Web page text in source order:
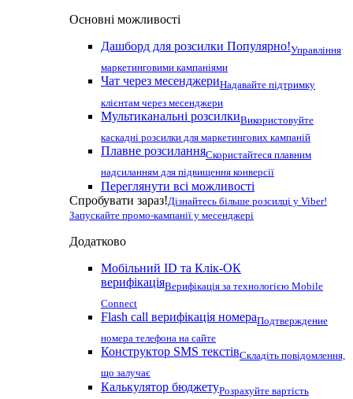
Основні можливості
Дашборд для розсилки Популярно!Управління
маркетинговими кампаніями
Чат через месенджериНадавайте підтримку
клієнтам через месенджери
Мультиканальні розсилкиВикористовуйте
каскадні розсилки для маркетингових кампаній
Плавне розсиланняСкористайтеся плавним
надсиланням для підвищення конверсії
Переглянути всі можливості
Спробувати зараз!Дізнайтесь більше розсилці у Viber!
Запускайте промо-кампанії у месенджері
Додатково
Мобільний ID та Клік-ОК
верифікаціяВерифікація за технологією Mobile
Connect
Flash call верифікація номераПодтверждение
номера телефона на сайте
Конструктор SMS текстівСкладіть повідомлення,
що залучає
Калькулятор бюджетуРозрахуйте вартість